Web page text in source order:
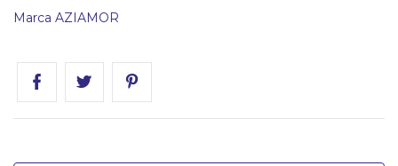
Marca AZIAMOR